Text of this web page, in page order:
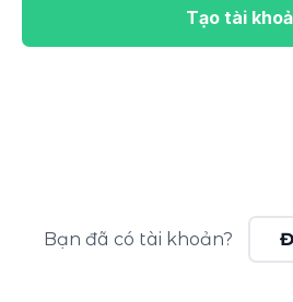
Tạo tài
Bạn đã có tài khoản?